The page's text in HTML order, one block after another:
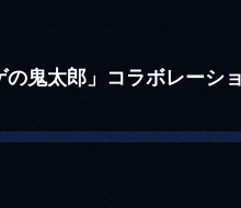
鬼太郎」コラボレーシ